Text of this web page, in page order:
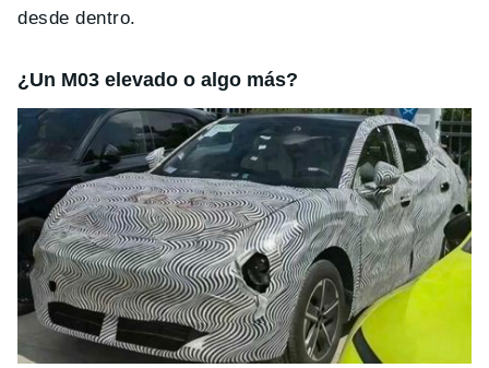
desde dentro.
¿Un M03 elevado o algo más?